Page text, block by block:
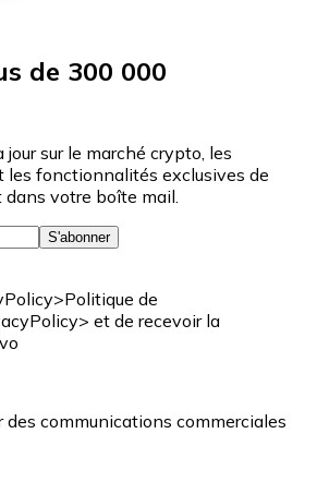
de 300 000
jour sur le marché crypto, les
les fonctionnalités exclusives de
votre boîte mail.
S'abonner
de
et de recevoir la
des communications commerciales